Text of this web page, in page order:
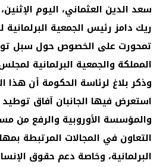
سعد الدين العثماني، اليوم
ريك دامز رئيس الجمعية البرلمانية
تمحورت على الخصوص حول سبل
المملكة والجمعية البرلمانية
وذكر بلاغ لرئاسة الحكومة أن هذا
استعرض فيها الجانبان آفاق
والمؤسسة الأوروبية والرفع من
التعاون في المجالات المرتبطة
البرلمانية، وخاصة دعم حقوق